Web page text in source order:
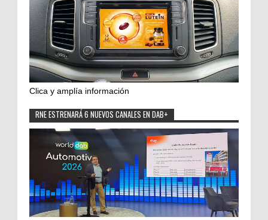
Clica y amplía información
RNE ESTRENARÁ 6 NUEVOS CANALES EN DAB+